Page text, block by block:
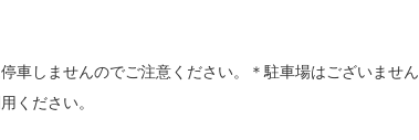
車しませんのでご注意ください。＊駐車場はございません
ください。